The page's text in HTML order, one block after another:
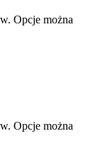
Opcje można
Opcje można